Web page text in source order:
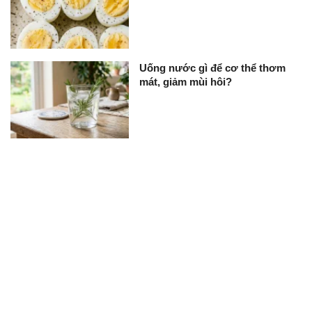
Uống nước gì để cơ thể thơm
mát, giảm mùi hôi?